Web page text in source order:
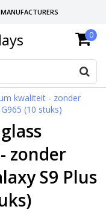
NETHERLANDS 0
kwaliteit - zonder
(10 stuks)
zonder
S9 Plus